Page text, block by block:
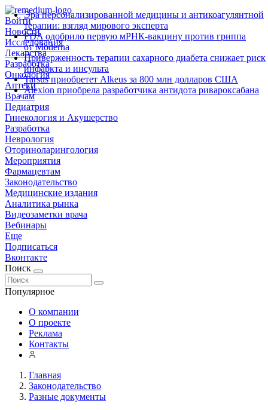
Войти
Новости
Исследования
Лекарства
Разработка
Онкология
Аптеки
Врачам
Педиатрия
Гинекология и Акушерство
Разработка
Неврология
Оториноларингология
Мероприятия
Фармацевтам
Законодательство
Медицинские издания
Аналитика рынка
Видеозаметки врача
Вебинары
Еще
Подписаться
Вконтакте
Поиск
Популярное
Эра персонализированной медицины и антикоагулянтной
терапии: взгляд мирового эксперта
FDA одобрило первую мРНК‑вакцину против гриппа
от Moderna
Приверженность терапии сахарного диабета снижает риск
инфаркта и инсульта
Tarsus приобретет Alkeus за 800 млн долларов США
Alexion приобрела разработчика антидота ривароксабана
О компании
О проекте
Реклама
Контакты
Главная
Законодательство
Разные документы